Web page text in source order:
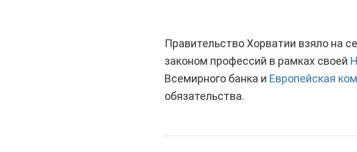
Правительство Хорватии взяло на
законом профессий в рамках своей
Всемирного банка и Европейская
обязательства.